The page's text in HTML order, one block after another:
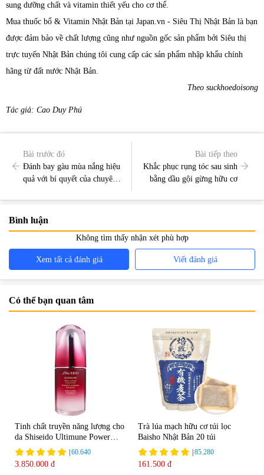
sung dưỡng chất và vitamin thiết yếu cho cơ thể.
Mua thuốc bổ & Vitamin Nhật Bản tại Japan.vn - Siêu Thị Nhật Bản là bạn
được đảm bảo về chất lượng cũng như nguồn gốc sản phẩm bởi Siêu thị
trực tuyến Nhật Bản chúng tôi cung cấp các sản phẩm nhập khẩu chính
hãng từ đất nước Nhật Bản.
Theo suckhoedoisong
Tác giả: Cao Duy Phú
Bài trước đó
Đánh bay gàu mùa nắng hiệu
quả với bí quyết của chuyên
Bài tiếp theo
Khắc phục rụng tóc sau sinh
bằng dầu gội gừng hữu cơ
Bình luận
Không tìm thấy nhận xét phù hợp
Xem tất cả đánh giá Viết đánh giá
Có thể bạn quan tâm
Tinh chất truyền năng lượng cho
da Shiseido Ultimune Power
75ml
60.640
3.850.000 đ
Trà lúa mạch hữu cơ túi lọc
Baisho Nhật Bản 20 túi
85.280
161.500 đ